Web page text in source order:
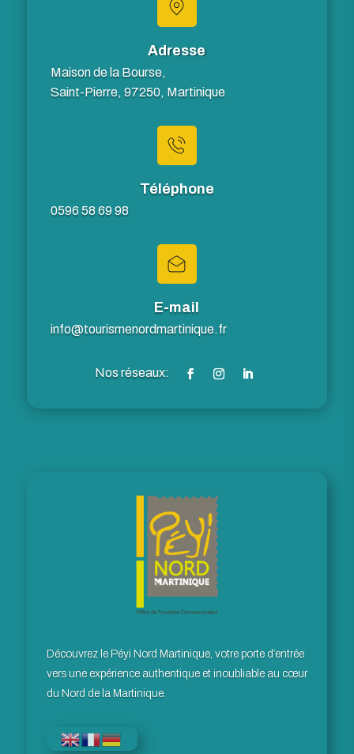
Adresse
Maison de la Bourse,
Saint-Pierre, 97250, Martinique
Téléphone
0596 58 69 98
E-mail
info@tourismenordmartinique.fr
Découvrez le Péyi Nord Martinique, votre porte d’entrée
vers une expérience authentique et inoubliable au cœur
du Nord de la Martinique.